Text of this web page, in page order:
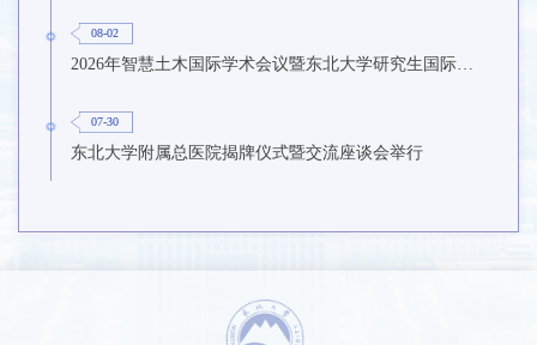
08-02
2026年智慧土木国际学术会议暨东北大学研究生国际暑期学校第九期在东北大学召开
07-30
东北大学附属总医院揭牌仪式暨交流座谈会举行